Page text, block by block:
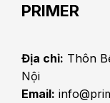
PRIMER
Địa chỉ: Thôn
Nội
Email: